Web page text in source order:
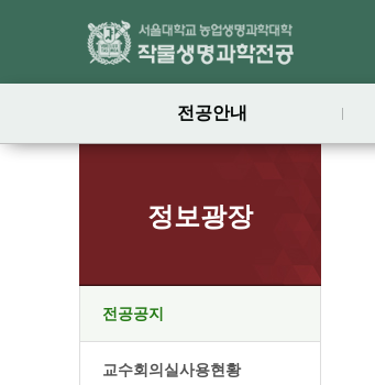
전공안내
정보광장
전공공지
교수회의실사용현황